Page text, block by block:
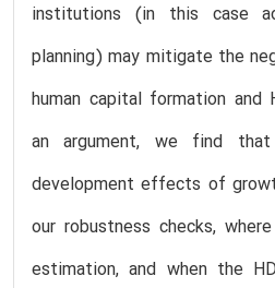
institutions (in this case
planning) may mitigate the
human capital formation
an argument, we find
development effects of
our robustness checks,
estimation, and when the